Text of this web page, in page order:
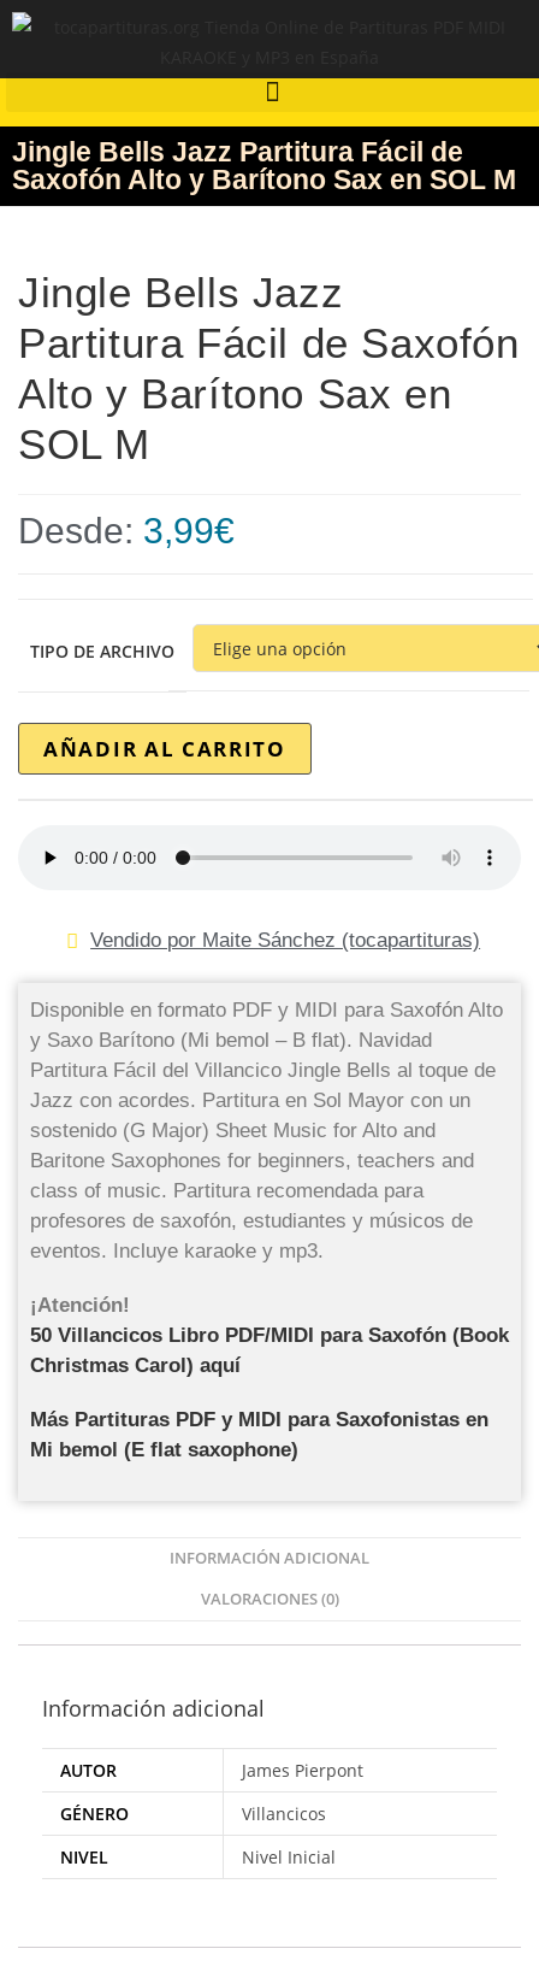
Jingle Bells Jazz Partitura Fácil de
Saxofón Alto y Barítono Sax en SOL M
Jingle Bells Jazz
Partitura Fácil de Saxofón
Alto y Barítono Sax en
SOL M
Desde: 3,99€
TIPO DE ARCHIVO
AÑADIR AL CARRITO
Vendido por Maite Sánchez (tocapartituras)
Disponible en formato PDF y MIDI para Saxofón Alto
y Saxo Barítono (Mi bemol – B flat). Navidad
Partitura Fácil del Villancico Jingle Bells al toque de
Jazz con acordes. Partitura en Sol Mayor con un
sostenido (G Major) Sheet Music for Alto and
Baritone Saxophones for beginners, teachers and
class of music. Partitura recomendada para
profesores de saxofón, estudiantes y músicos de
eventos. Incluye karaoke y mp3.
¡Atención!
50 Villancicos Libro PDF/MIDI para Saxofón (Book
Christmas Carol) aquí
Más Partituras PDF y MIDI para Saxofonistas en
Mi bemol (E flat saxophone)
INFORMACIÓN ADICIONAL
VALORACIONES (0)
Información adicional
AUTOR
James Pierpont
GÉNERO
Villancicos
NIVEL
Nivel Inicial